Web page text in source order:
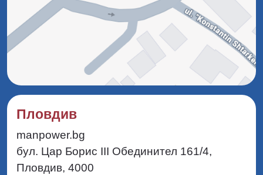
Пловдив
manpower.bg
бул. Цар Борис III Обединител 161/4,
Пловдив, 4000